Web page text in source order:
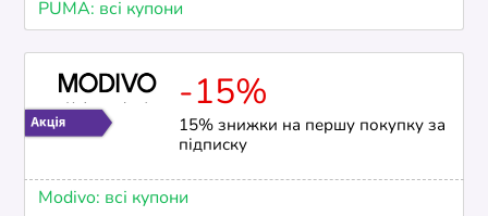
PUMA: всі купони
-15%
15% знижки на першу покупку за
підписку
Modivo: всі купони